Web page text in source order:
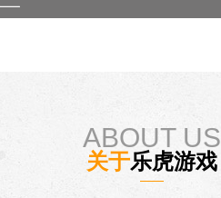
ABOUT US
关于乐虎游戏